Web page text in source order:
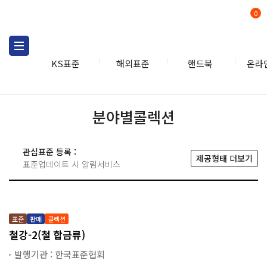
KS표준 해외표준 핸드북 온라
0
분야별콜렉션
관심표준 등록 :
표준업데이트 시 알림서비스
제공형태 더보기
표준 판매 콜렉션
철강-2(철 합금류)
발행기관 : 한국표준협회